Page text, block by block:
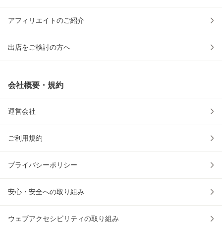
アフィリエイトのご紹介
出店をご検討の方へ
会社概要・規約
運営会社
ご利用規約
プライバシーポリシー
安心・安全への取り組み
ウェブアクセシビリティの取り組み